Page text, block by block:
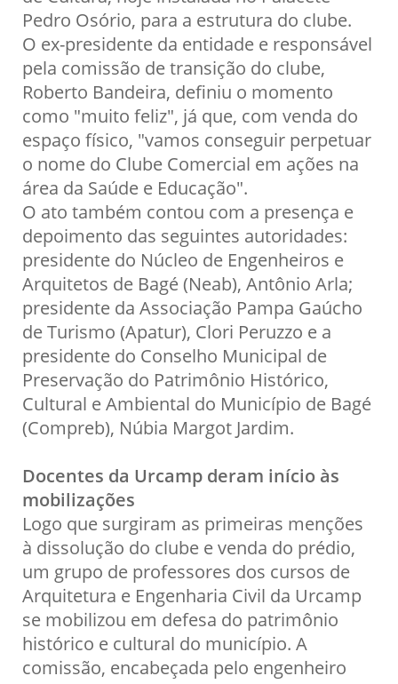
Pedro Osório, para a estrutura do clube.
O ex-presidente da entidade e responsável
pela comissão de transição do clube,
Roberto Bandeira, definiu o momento
como "muito feliz", já que, com venda do
espaço físico, "vamos conseguir perpetuar
o nome do Clube Comercial em ações na
área da Saúde e Educação".
O ato também contou com a presença e
depoimento das seguintes autoridades:
presidente do Núcleo de Engenheiros e
Arquitetos de Bagé (Neab), Antônio Arla;
presidente da Associação Pampa Gaúcho
de Turismo (Apatur), Clori Peruzzo e a
presidente do Conselho Municipal de
Preservação do Patrimônio Histórico,
Cultural e Ambiental do Município de Bagé
(Compreb), Núbia Margot Jardim.
Docentes da Urcamp deram início às
mobilizações
Logo que surgiram as primeiras menções
à dissolução do clube e venda do prédio,
um grupo de professores dos cursos de
Arquitetura e Engenharia Civil da Urcamp
se mobilizou em defesa do patrimônio
histórico e cultural do município. A
comissão, encabeçada pelo engenheiro